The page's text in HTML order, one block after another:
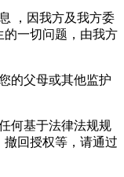
，因我方及我方委
的一切问题，由我方
的父母或其他监护
何基于法律法规规
回授权等，请通过